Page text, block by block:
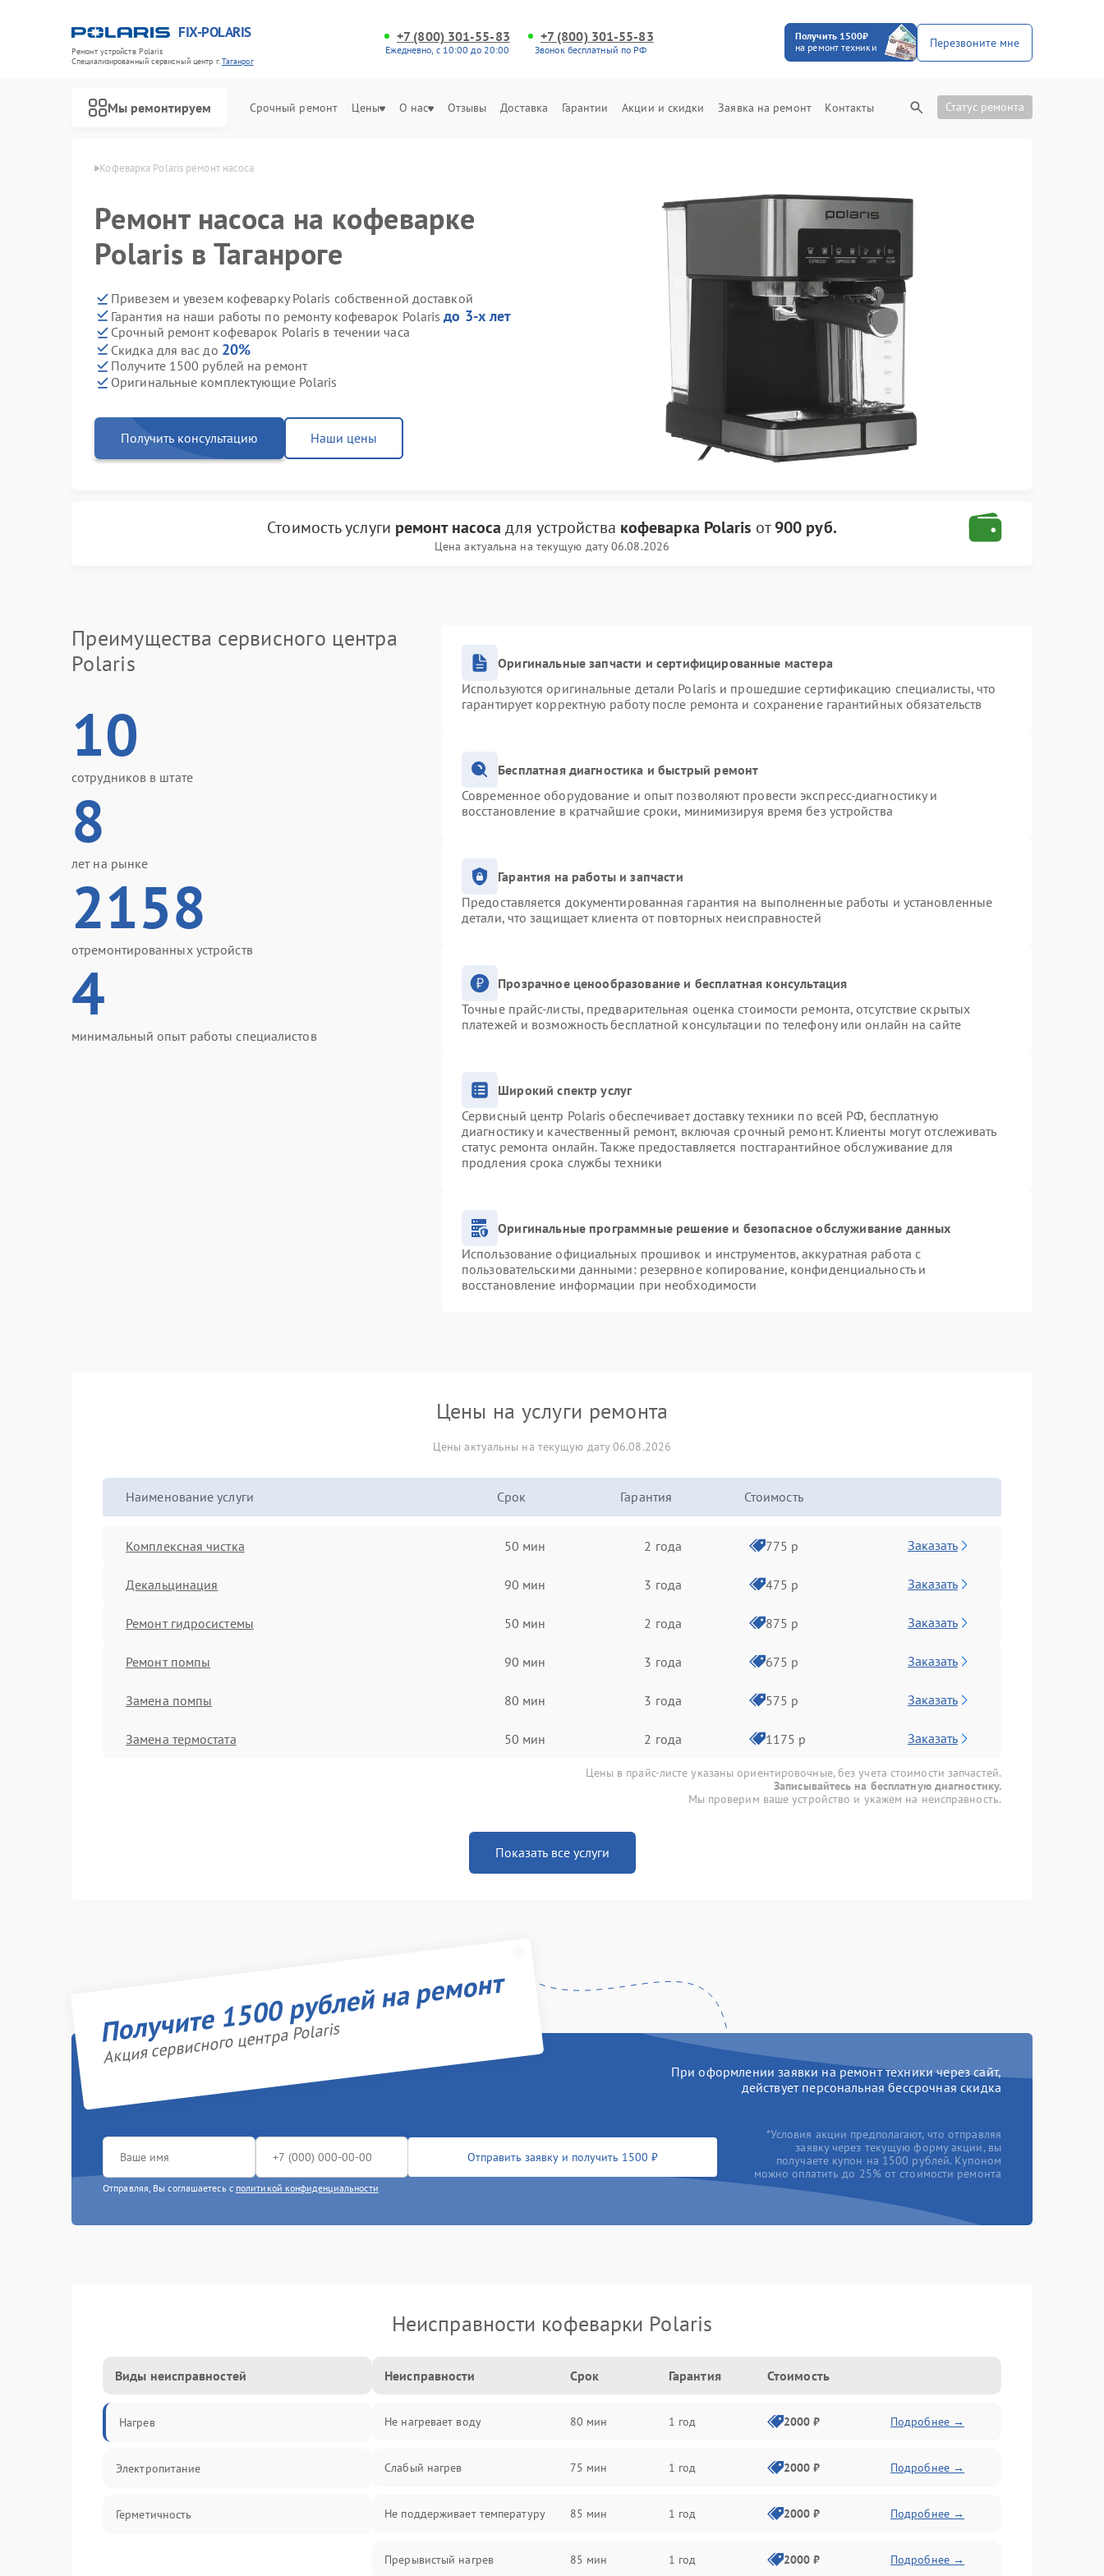
FIX-POLARIS
Ремонт устройств Polaris
Специализированный cервисный центр г.Таганрог
+7 (800) 301-55-83
Ежедневно, с 10:00 до 20:00
+7 (800) 301-55-83
Звонок бесплатный по РФ
Получить 1500₽
на ремонт техники
Перезвоните мне
Мы ремонтируем Срочный ремонт Цены О нас Отзывы Доставка Гарантии Акции и скидки Заявка на ремонт Контакты Статус ремонта
Polaris в Таганроге Кофеварка Polaris ремонт насоса
Ремонт насоса на кофеварке
Polaris в Таганроге
Привезем и увезем кофеварку Polaris собственной доставкой
Гарантия на наши работы по ремонту кофеварок Polarisдо 3-х лет
Срочный ремонт кофеварок Polaris в течении часа
Скидка для вас до 20%
Получите 1500 рублей на ремонт
Оригинальные комплектующие Polaris
Получить консультацию Наши цены
Стоимость услуги ремонт насоса для устройства кофеварка Polaris от900 руб.
Цена актуальна на текущую дату 06.08.2026
Преимущества сервисного центра
Polaris
10
сотрудников в штате
8
лет на рынке
2158
отремонтированных устройств
4
минимальный опыт работы специалистов
Оригинальные запчасти и сертифицированные мастера
Используются оригинальные детали Polaris и прошедшие сертификацию специалисты, что
гарантирует корректную работу после ремонта и сохранение гарантийных обязательств
Бесплатная диагностика и быстрый ремонт
Современное оборудование и опыт позволяют провести экспресс-диагностику и
восстановление в кратчайшие сроки, минимизируя время без устройства
Гарантия на работы и запчасти
Предоставляется документированная гарантия на выполненные работы и установленные
детали, что защищает клиента от повторных неисправностей
Прозрачное ценообразование и бесплатная консультация
Точные прайс-листы, предварительная оценка стоимости ремонта, отсутствие скрытых
платежей и возможность бесплатной консультации по телефону или онлайн на сайте
Широкий спектр услуг
Сервисный центр Polaris обеспечивает доставку техники по всей РФ, бесплатную
диагностику и качественный ремонт, включая срочный ремонт. Клиенты могут отслеживать
статус ремонта онлайн. Также предоставляется постгарантийное обслуживание для
продления срока службы техники
Оригинальные программные решение и безопасное обслуживание данных
Использование официальных прошивок и инструментов, аккуратная работа с
пользовательскими данными: резервное копирование, конфиденциальность и
восстановление информации при необходимости
Цены на услуги ремонта
Цены актуальны на текущую дату 06.08.2026
Наименование услуги Срок Гарантия Стоимость
Комплексная чистка 50 мин 2 года 775 р Заказать
Декальцинация 90 мин 3 года 475 р Заказать
Ремонт гидросистемы 50 мин 2 года 875 р Заказать
Ремонт помпы 90 мин 3 года 675 р Заказать
Замена помпы 80 мин 3 года 575 р Заказать
Замена термостата 50 мин 2 года 1175 р Заказать
Цены в прайс-листе указаны ориентировочные, без учета стоимости запчастей.
Записывайтесь на бесплатную диагностику.
Мы проверим ваше устройство и укажем на неисправность.
Показать все услуги
Получите 1500 рублей на ремонт
Акция сервисного центра Polaris
При оформлении заявки на ремонт техники через сайт,
действует персональная бессрочная скидка
Отправить заявку и получить 1500 ₽
Отправляя, Вы соглашаетесь с политикой конфиденциальности
*Условия акции предполагают, что отправляя
заявку через текущую форму акции, вы
получаете купон на 1500 рублей. Купоном
можно оплатить до 25% от стоимости ремонта
Неисправности кофеварки Polaris
Виды неисправностей
Нагрев
Электропитание
Герметичность
Неисправности Срок Гарантия Стоимость
Не нагревает воду 80 мин 1 год 2000 ₽ Подробнее →
Слабый нагрев 75 мин 1 год 2000 ₽ Подробнее →
Не поддерживает температуру 85 мин 1 год 2000 ₽ Подробнее →
Прерывистый нагрев 85 мин 1 год 2000 ₽ Подробнее →